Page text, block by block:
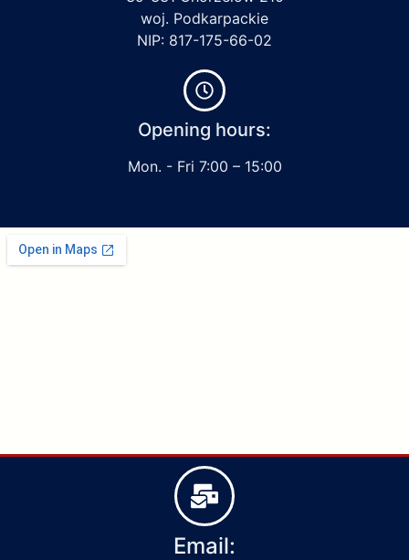
woj. Podkarpackie
NIP: 817-175-66-02
Opening hours:
Mon. - Fri 7:00 – 15:00
Email: